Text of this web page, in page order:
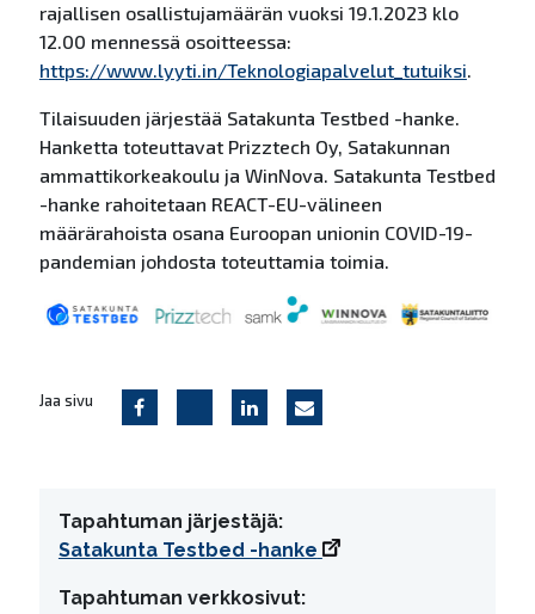
rajallisen osallistujamäärän vuoksi 19.1.2023 klo
12.00 mennessä osoitteessa:
https://www.lyyti.in/Teknologiapalvelut_tutuiksi.
Tilaisuuden järjestää Satakunta Testbed -hanke.
Hanketta toteuttavat Prizztech Oy, Satakunnan
ammattikorkeakoulu ja WinNova. Satakunta Testbed
-hanke rahoitetaan REACT-EU-välineen
määrärahoista osana Euroopan unionin COVID-19-
pandemian johdosta toteuttamia toimia.
Jaa sivu
Tapahtuman järjestäjä:
Satakunta Testbed -hanke
Tapahtuman verkkosivut: